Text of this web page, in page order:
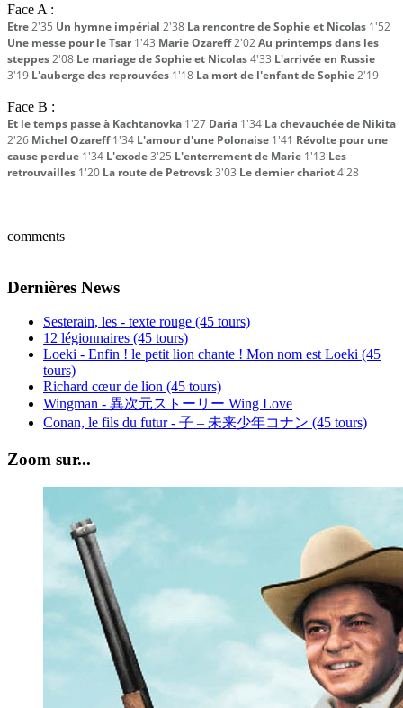
Face A :
Etre2'35 Un hymne impérial 2'38 La rencontre de Sophie et Nicolas 1'52
Une messe pour le Tsar1'43 Marie Ozareff2'02Au printemps dans les
steppes2'08 Le mariage de Sophie et Nicolas4'33 L'arrivée en Russie
3'19 L'auberge des reprouvées 1'18 La mort de l'enfant de Sophie2'19
Face B :
Et le temps passe à Kachtanovka 1'27 Daria 1'34 La chevauchée de Nikita
2'26 Michel Ozareff1'34 L'amour d'une Polonaise 1'41 Révolte pour une
cause perdue 1'34 L'exode3'25 L'enterrement de Marie 1'13 Les
retrouvailles 1'20 La route de Petrovsk3'03 Le dernier chariot4'28
comments
Dernières News
Sesterain, les - texte rouge (45 tours)
12 légionnaires (45 tours)
Loeki - Enfin ! le petit lion chante ! Mon nom est Loeki (45
tours)
Richard cœur de lion (45 tours)
Wingman - 異次元ストーリー Wing Love
Conan, le fils du futur - 子 – 未来少年コナン (45 tours)
Zoom sur...